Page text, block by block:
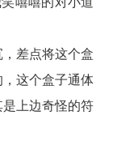
差点将这个盒
这个盒子通体
上边奇怪的符